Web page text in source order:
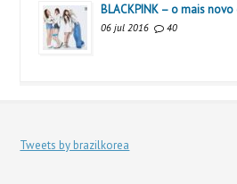
BLACKPINK – o mais
06 jul 2016 40
Tweets by brazilkorea